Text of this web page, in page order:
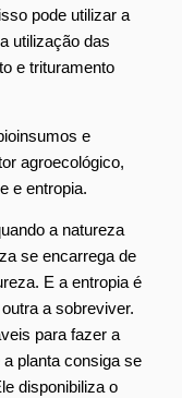
pode utilizar a
utilização das
e trituramento
e
agroecológico,
e entropia.
a natureza
se encarrega de
E a entropia é
a sobreviver.
para fazer a
planta consiga se
disponibiliza o